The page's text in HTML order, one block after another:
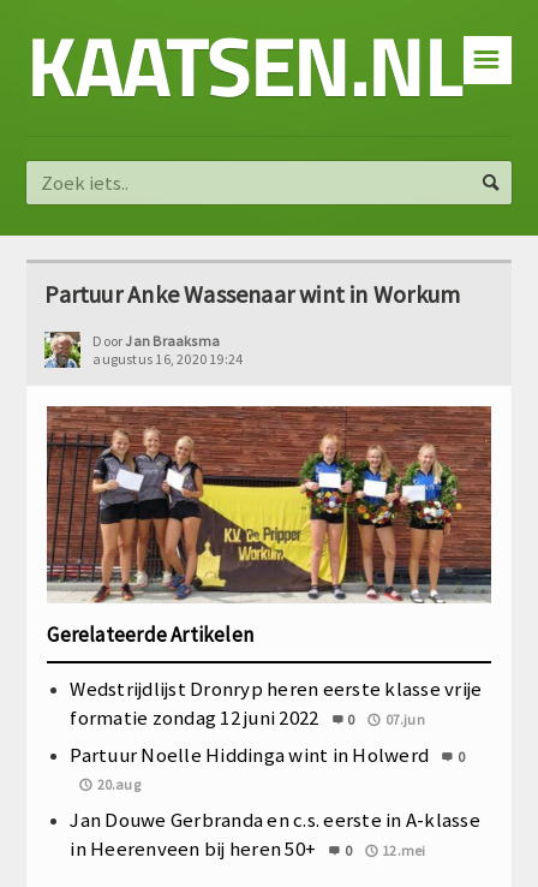
☰
KAATSEN.NL
Partuur Anke Wassenaar wint in Workum
DoorJan Braaksma
augustus 16, 2020 19:24
Gerelateerde Artikelen
Wedstrijdlijst Dronryp heren eerste klasse vrije
formatie zondag 12 juni 2022
0 07.jun
Partuur Noelle Hiddinga wint in Holwerd
0
20.aug
Jan Douwe Gerbranda en c.s. eerste in A-klasse
in Heerenveen bij heren 50+
0 12.mei